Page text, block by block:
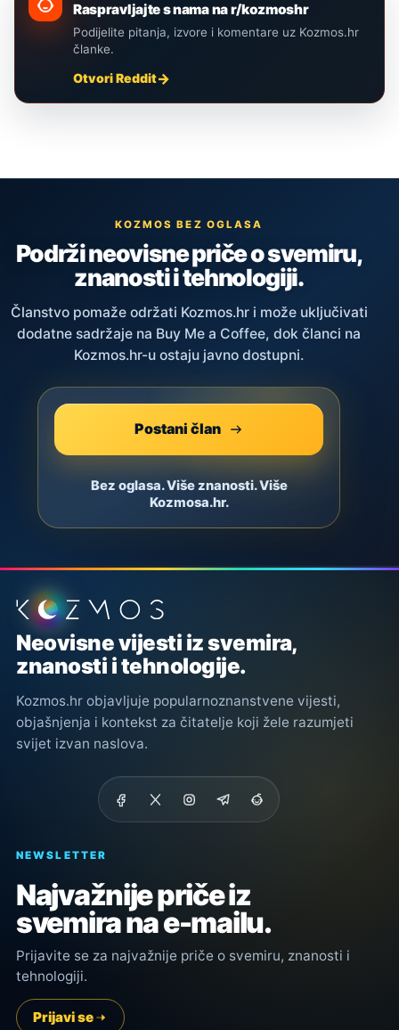
Raspravljajte s nama na r/kozmoshr
Podijelite pitanja, izvore i komentare uz Kozmos.hr
članke.
Otvori Reddit
KOZMOS BEZ OGLASA
Podrži neovisne priče o svemiru,
znanosti i tehnologiji.
Članstvo pomaže održati Kozmos.hr i može uključivati
dodatne sadržaje na Buy Me a Coffee, dok članci na
Kozmos.hr-u ostaju javno dostupni.
Postani član
Bez oglasa. Više znanosti. Više
Kozmosa.hr.
Podnožje stranice
Neovisne vijesti iz svemira,
znanosti i tehnologije.
Kozmos.hr objavljuje popularnoznanstvene vijesti,
objašnjenja i kontekst za čitatelje koji žele razumjeti
svijet izvan naslova.
NEWSLETTER
Najvažnije priče iz
svemira na e-mailu.
Prijavite se za najvažnije priče o svemiru, znanosti i
tehnologiji.
Prijavi se